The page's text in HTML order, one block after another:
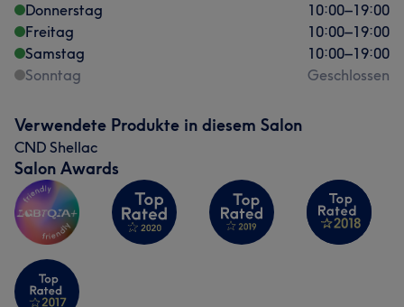
Donnerstag
10:00–19:00
Freitag
10:00–19:00
Samstag
10:00–19:00
Sonntag
Geschlossen
Verwendete Produkte in diesem Salon
CND Shellac
Salon Awards